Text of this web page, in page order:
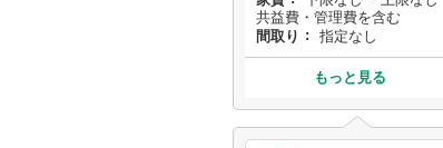
共益費・管理費を含む
間取り
指定なし
もっと見る